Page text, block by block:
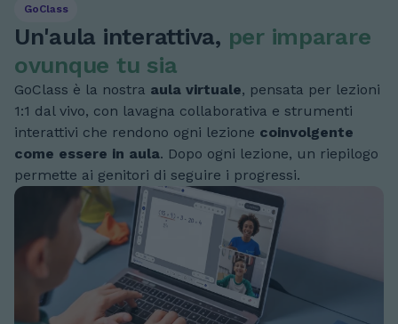
GoClass
Un'aula interattiva, per imparare
ovunque tu sia
GoClass è la nostra aula virtuale, pensata per lezioni
1:1 dal vivo, con lavagna collaborativa e strumenti
interattivi che rendono ogni lezione coinvolgente
come essere in aula. Dopo ogni lezione, un riepilogo
permette ai genitori di seguire i progressi.